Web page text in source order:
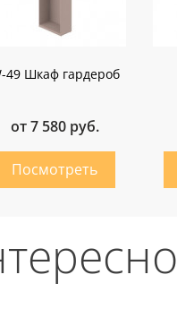
49 Шкаф гардероб
от 7 580 руб.